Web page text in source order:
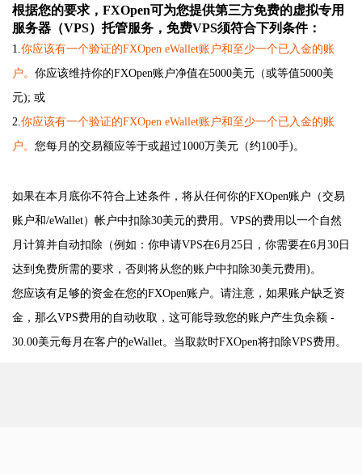
根据您的要求，FXOpen可为您提供第三方免费的虚拟专用
服务器（VPS）托管服务，免费VPS须符合下列条件：
1.你应该有一个验证的FXOpen eWallet账户和至少一个已入金的账
户。 你应该维持你的FXOpen账户净值在5000美元（或等值5000美
元); 或
2.你应该有一个验证的FXOpen eWallet账户和至少一个已入金的账
户。 您每月的交易额应等于或超过1000万美元（约100手)。
如果在本月底你不符合上述条件，将从任何你的FXOpen账户（交易
账户和/eWallet）帐户中扣除30美元的费用。VPS的费用以一个自然
月计算并自动扣除（例如：你申请VPS在6月25日，你需要在6月30日
达到免费所需的要求，否则将从您的账户中扣除30美元费用)。
您应该有足够的资金在您的FXOpen账户。请注意，如果账户缺乏资
金，那么VPS费用的自动收取，这可能导致您的账户产生负余额 -
30.00美元每月在客户的eWallet。当取款时FXOpen将扣除VPS费用。